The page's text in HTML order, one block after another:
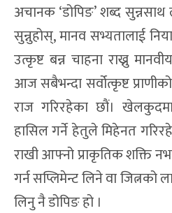
अचानक ‘डोपिङ’ शब्द
सुन्नुहोस्, मानव सभ्यतालाई
उत्कृष्ट बन्न चाहना राख्नु
आज सबैभन्दा सर्वोत्कृष्ट
राज गरिरहेका छाैं।
हासिल गर्ने हेतुले मिहेनत
राखी आफ्नो प्राकृतिक शक्ति
गर्न सप्लिमेन्ट लिने वा जित्नको
लिनु नै डोपिङ हो ।